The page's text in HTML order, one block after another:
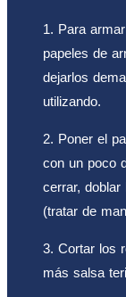
1. Para
papeles de
dejarlos
utilizando.
2. Poner el
con un poco
cerrar,
(tratar de
3. Cortar los
más salsa